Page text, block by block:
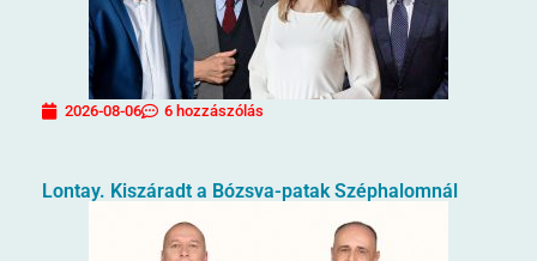
2026-08-06 6 hozzászólás
Lontay. Kiszáradt a Bózsva-patak Széphalomnál